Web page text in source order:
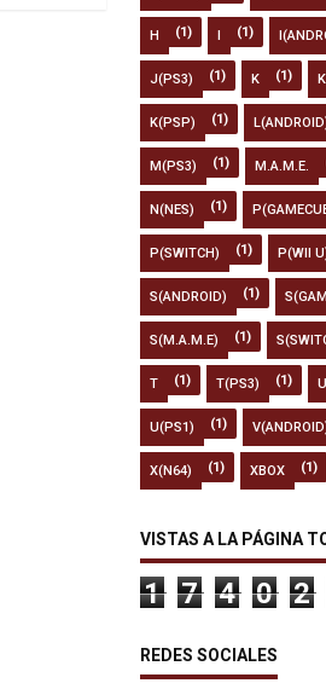
H (1) I (1)
J(PS3) (1) K (1)
K(PSP) (1)
M(PS3) (1) M.A.M.E.
N(NES) (1)
P(SWITCH) (1) P(WII
S(ANDROID) (1)
S(M.A.M.E) (1)
T (1) T(PS3) (1) U
U(PS1) (1)
X(N64) (1) XBOX (1)
VISTAS A LA PÁGINA
1 7 4 0 2
REDES SOCIALES